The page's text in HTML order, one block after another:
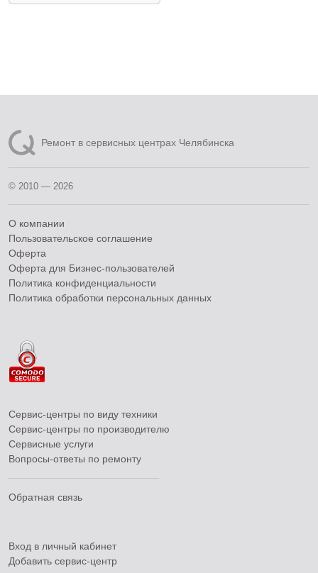
Ремонт в сервисных центрах Челябинска
© 2010 — 2026
О компании
Пользовательское соглашение
Оферта
Оферта для Бизнес-пользователей
Политика конфиденциальности
Политика обработки персональных данных
Сервис-центры по виду техники
Сервис-центры по производителю
Сервисные услуги
Вопросы-ответы по ремонту
Обратная связь
Вход в личный кабинет
Добавить сервис-центр